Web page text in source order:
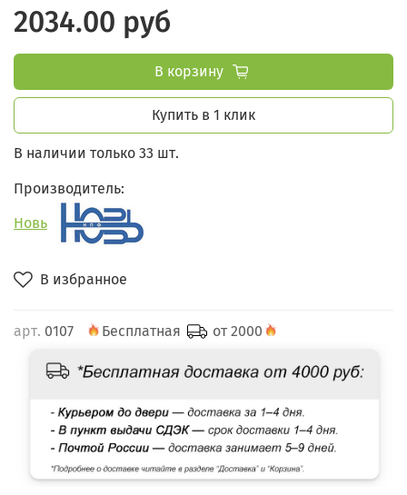
В избранное
арт. 0107 Бесплатная от 2000
2034.00 руб
В корзину
Купить в 1 клик
В наличии только 33 шт.
Производитель:
Новь